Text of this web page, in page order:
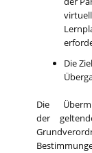
Die
Die
der